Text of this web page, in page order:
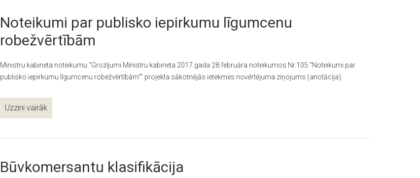
Noteikumi par publisko iepirkumu līgumcenu
robežvērtībām
Ministru kabineta noteikumu “Grozījumi Ministru kabineta 2017.gada 28.februāra noteikumos Nr.105 “Noteikumi par
publisko iepirkumu līgumcenu robežvērtībām”” projekta sākotnējās ietekmes novērtējuma ziņojums (anotācija).
Uzzini vairāk
Būvkomersantu klasifikācija